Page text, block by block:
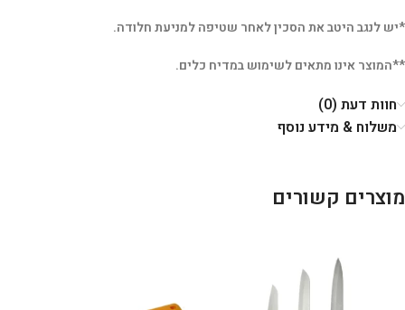
*יש לנגב היטב את הסכין לאחר שטיפה למניעת חלודה.
**המוצר אינו מתאים לשימוש במדיח כלים.
חוות דעת (0)
משלוח & מידע נוסף
מוצרים קשורים